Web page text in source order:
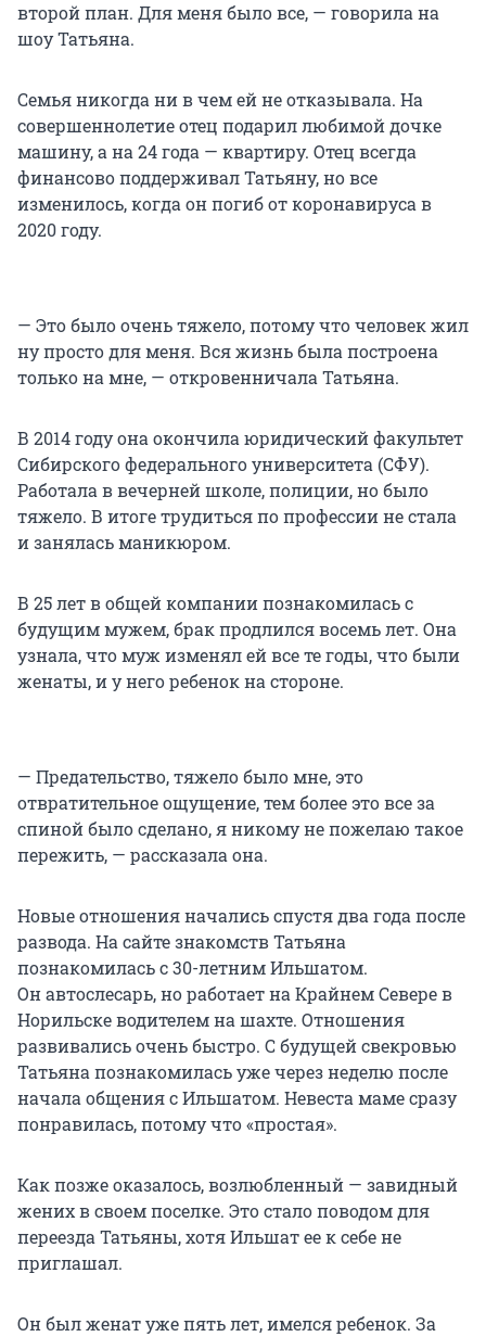
второй план. Для меня было все, — говорила на
шоу Татьяна.
Семья никогда ни в чем ей не отказывала. На
совершеннолетие отец подарил любимой дочке
машину, а на24 года — квартиру. Отец всегда
финансово поддерживал Татьяну, но все
изменилось, когда он погиб от коронавируса в
2020 году.
— Это было очень тяжело, потому что человек жил
ну просто для меня. Вся жизнь была построена
только на мне, — откровенничала Татьяна.
В 2014 году она окончила юридический факультет
Сибирского федерального университета (СФУ).
Работала в вечерней школе, полиции, но было
тяжело. В итоге трудиться по профессии не стала
и занялась маникюром.
В 25 летв общей компании познакомилась с
будущим мужем, брак продлился восемь лет. Она
узнала, что муж изменял ей все те годы, что были
женаты, и у него ребенок на стороне.
— Предательство, тяжело было мне, это
отвратительное ощущение, тем более это все за
спиной было сделано, я никому не пожелаю такое
пережить, — рассказала она.
Новые отношения начались спустя два года после
развода. На сайте знакомств Татьяна
познакомилась с 30-летним Ильшатом.
Он автослесарь, но работает на Крайнем Севере в
Норильске водителем на шахте. Отношения
развивались очень быстро. С будущей свекровью
Татьяна познакомилась уже через неделю после
начала общения с Ильшатом. Невеста маме сразу
понравилась, потому что «простая».
Как позже оказалось, возлюбленный — завидный
жених в своем поселке. Это стало поводом для
переезда Татьяны, хотя Ильшат ее к себе не
приглашал.
Он был женат уже пять лет, имелся ребенок. За